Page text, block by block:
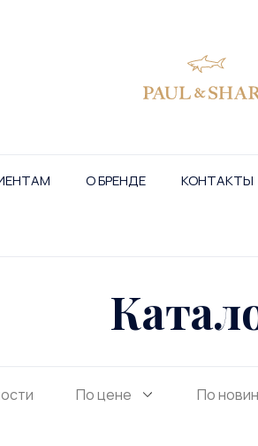
О БРЕНДЕ КОНТАКТЫ
По цене По